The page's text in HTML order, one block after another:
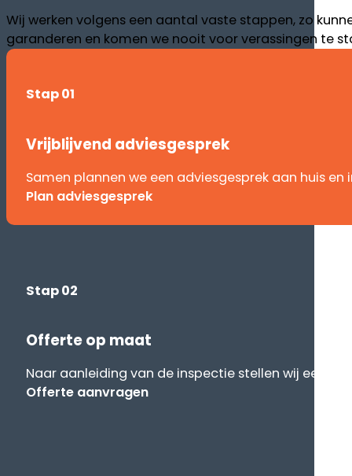
Wij werken volgens een aantal vaste stappen, zo
garanderen en komen we nooit voor verassingen te
Stap 01
Vrijblijvend adviesgesprek
Samen plannen we een adviesgesprek aan huis
Plan adviesgesprek
Stap 02
Offerte op maat
Naar aanleiding van de inspectie stellen wij een
Offerte aanvragen